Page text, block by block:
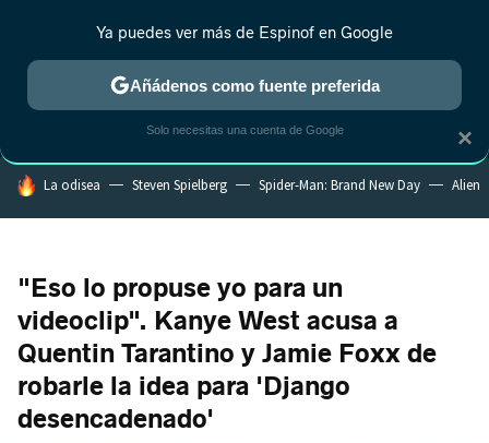
MENÚ NUEVO
ESTRENOS REALITY ANIME RANKINGS CINE
HOY SE HABLA DE
La odisea Steven Spielberg Spider-Man: Brand New Day Alien
"Eso lo propuse yo para un
videoclip". Kanye West acusa a
Quentin Tarantino y Jamie Foxx de
robarle la idea para 'Django
desencadenado'
×
Ya puedes ver más de Espinof en Google
Añádenos como fuente preferida
Solo necesitas una cuenta de Google